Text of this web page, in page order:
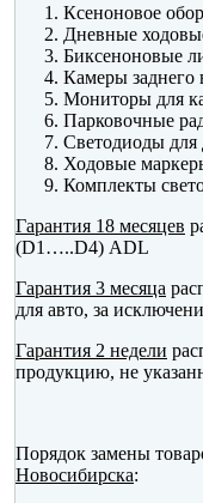
Ксеноновое
Дневные
Биксеноновые
Камеры заднего
Мониторы для
Парковочные
Светодиоды для
Ходовые
Комплекты
Гарантия 18 месяцев
(D1…..D4) ADL
Гарантия 3 месяца
для авто, за
Гарантия 2 недели
продукцию, не
Порядок замены
Новосибирска: